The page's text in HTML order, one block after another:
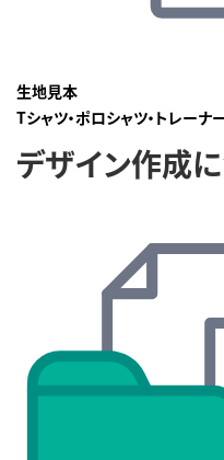
生地見本
Tシャツ・ポロシャツ・トレー
デザイン作成